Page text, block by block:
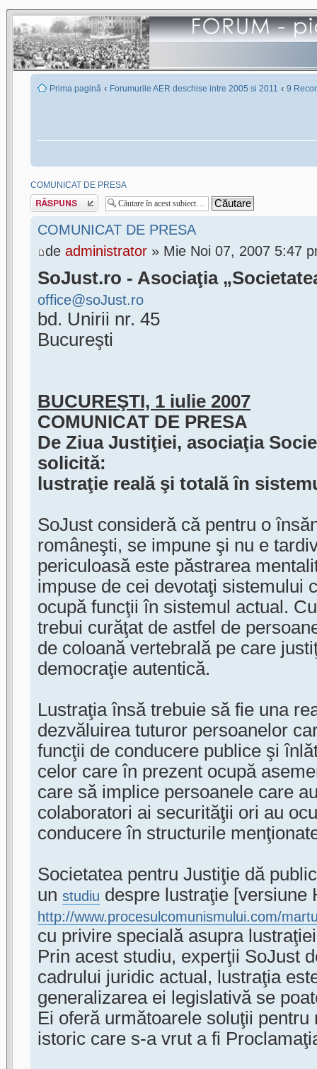
Prima pagină ‹ Forumurile AER deschise intre 2005 si 2011 ‹ 9
COMUNICAT DE PRESA
Scrie un răspuns
COMUNICAT DE PRESA
de administrator » Mie Noi 07, 2007 5:47
SoJust.ro - Asociaţia
office@soJust.ro
bd. Unirii nr. 45
Bucureşti
BUCUREŞTI, 1 iulie 2007
COMUNICAT DE PRESA
De Ziua Justiţiei, asociaţia
solicită:
lustraţie reală şi totală în
SoJust consideră că pentru o
româneşti, se impune şi nu e
periculoasă este păstrarea
impuse de cei devotaţi sistemului
ocupă funcţii în sistemul actual.
trebui curăţat de astfel de
de coloană vertebrală pe care
democraţie autentică.
Lustraţia însă trebuie să fie una
dezvăluirea tuturor persoanelor
funcţii de conducere publice şi
celor care în prezent ocupă
care să implice persoanele care
colaboratori ai securităţii ori au
conducere în structurile
Societatea pentru Justiţie dă
un studiu despre lustraţie [versiune
http://www.procesulcomunismului.com/
cu privire specială asupra
Prin acest studiu, experţii SoJust
cadrului juridic actual, lustraţia
generalizarea ei legislativă se
Ei oferă următoarele soluţii
istoric care s-a vrut a fi